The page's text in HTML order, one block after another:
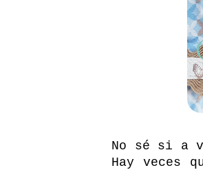
No sé si a
Hay veces